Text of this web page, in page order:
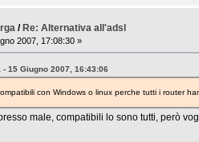
/ Re: Alternativa all'adsl
2007, 17:08:30 »
15 Giugno 2007, 16:43:06
con Windows o linux perche tutti i router
male, compatibili lo sono tutti, però